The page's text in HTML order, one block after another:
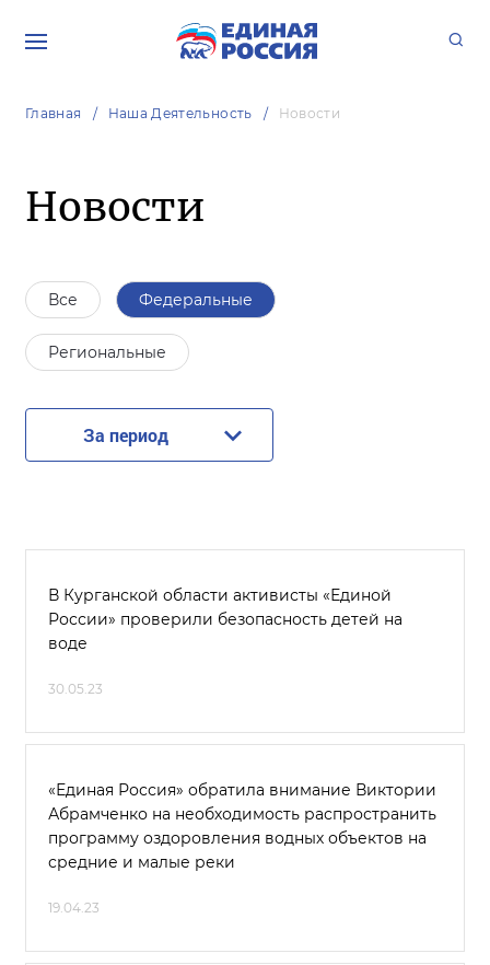
Главная Наша Деятельность Новости
Новости
Все Федеральные
Региональные
За период
В Курганской области активисты «Единой
России» проверили безопасность детей на
воде
30.05.23
«Единая Россия» обратила внимание Виктории
Абрамченко на необходимость распространить
программу оздоровления водных объектов на
средние и малые реки
19.04.23